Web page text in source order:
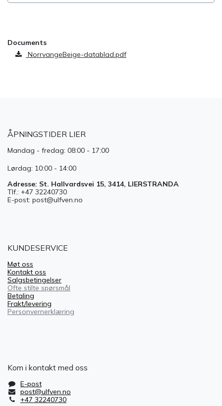
Documents
NorrvangeBeige-datablad.pdf
ÅPNINGSTIDER LIER
Mandag - fredag: 08:00 - 17:00
Lørdag: 10:00 - 14:00
Adresse: St. Hallvardsvei 15, 3414, LIERSTRANDA
Tlf.: +47 32240730
E-post: post@ulfven.no
KUNDESERVICE
Møt oss
Kontakt oss
Salgsbetingelser
Ofte stilte spørsmål
Betaling
Frakt/levering
Personvernerklæring
Kom i kontakt med oss
E-post
post@ulfven.no
+47 32240730